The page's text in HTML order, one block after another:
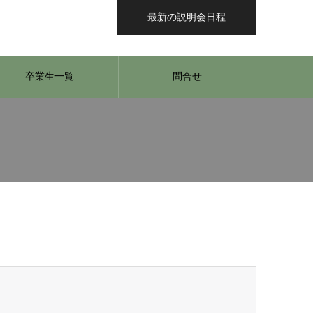
最新の説明会日程
卒業生一覧 問合せ